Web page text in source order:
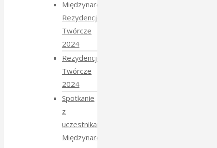
Międzynarodowe
Rezydencje
Twórcze
2024
Rezydencje
Twórcze
2024
Spotkanie
z
uczestnikami
Międzynarodowych